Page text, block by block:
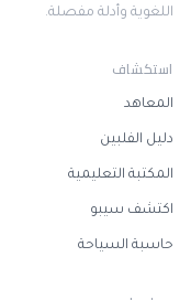
اللغوية وأدلة مفصلة.
استكشاف
المعاهد
دليل الفلبين
المكتبة التعليمية
اكتشف سيبو
حاسبة السياحة